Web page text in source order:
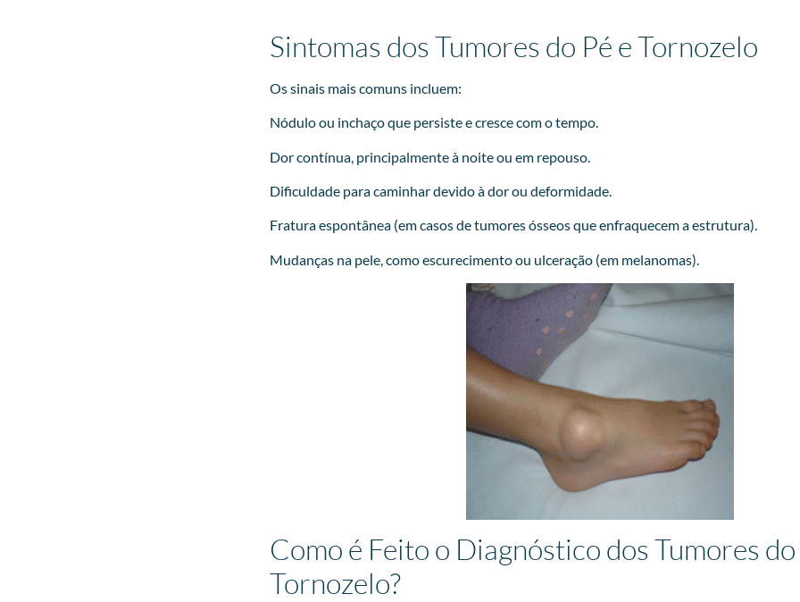
Sintomas dos Tumores do Pé e Tornozelo
Os sinais mais comuns incluem:
Nódulo ou inchaço que persiste e cresce com o tempo.
Dor contínua, principalmente à noite ou em repouso.
Dificuldade para caminhar devido à dor ou deformidade.
Fratura espontânea (em casos de tumores ósseos que enfraquecem a estrutura).
Mudanças na pele, como escurecimento ou ulceração (em melanomas).
Como é Feito o Diagnóstico dos Tumores do
Tornozelo?